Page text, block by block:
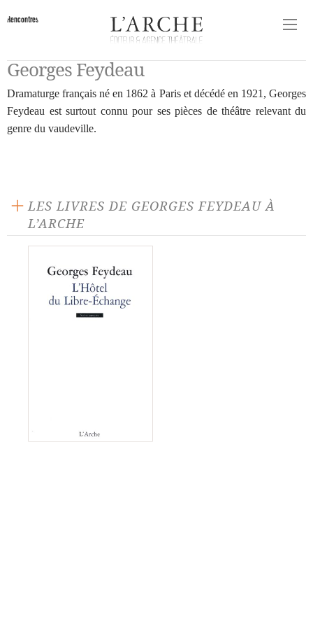
Rencontres
Georges Feydeau
Dramaturge français né en 1862 à Paris et décédé en 1921, Georges
Feydeau est surtout connu pour ses pièces de théâtre relevant du
genre du vaudeville.
LES LIVRES DE GEORGES FEYDEAU À
L’ARCHE